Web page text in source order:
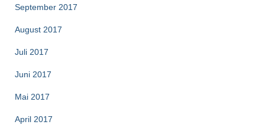
September 2017
August 2017
Juli 2017
Juni 2017
Mai 2017
April 2017